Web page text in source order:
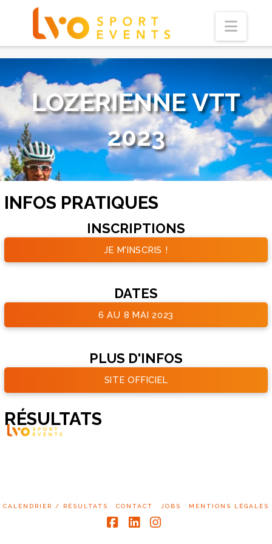
LOZERIENNE VTT
2023
INFOS PRATIQUES
INSCRIPTIONS
JE M'INSCRIS !
DATES
6 AU 8 MAI 2023
PLUS D'INFOS
SITE OFFICIEL
RÉSULTATS
CALENDRIER / RÉSULTATS CONTACT JOBS MENTIONS LÉGALES